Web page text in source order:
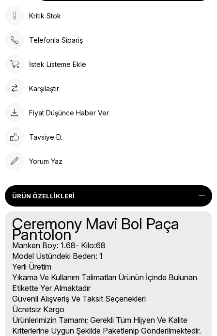
Kritik Stok
Telefonla Sipariş
İstek Listeme Ekle
Karşılaştır
Fiyat Düşünce Haber Ver
Tavsiye Et
Yorum Yaz
ÜRÜN ÖZELLIKLERI
Ceremony Mavi Bol Paça
Pantolon
Manken Boy: 1.68- Kilo:68
Model Üstündeki Beden: 1
Yerli Üretim
Yıkama Ve Kullanım Talimatları Ürünün İçinde Bulunan
Etikette Yer Almaktadır
Güvenli Alışveriş Ve Taksit Seçenekleri
Ücretsiz Kargo
Ürünlerimizin Tamamı; Gerekli Tüm Hijyen Ve Kalite
Kriterlerine Uygun Şekilde Paketlenip Gönderilmektedir.